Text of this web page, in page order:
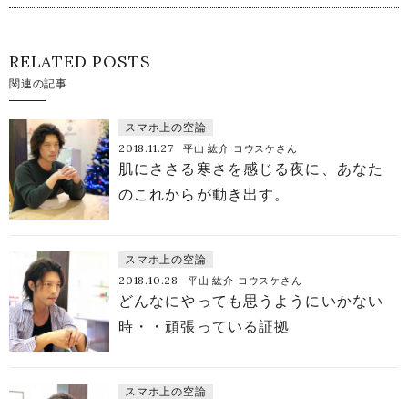
RELATED POSTS
関連の記事
スマホ上の空論
2018.11.27 平山 紘介 コウスケさん
肌にささる寒さを感じる夜に、あなた
のこれからが動き出す。
スマホ上の空論
2018.10.28 平山 紘介 コウスケさん
どんなにやっても思うようにいかない
時・・頑張っている証拠
スマホ上の空論